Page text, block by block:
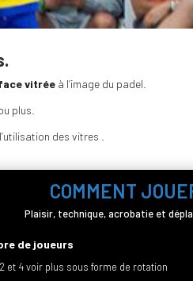
vitrée à l’image du padel.
plus.
des vitres .
COMMENT
Plaisir, technique, acrobatie et
de joueurs
et 4 voir plus sous forme de rotation